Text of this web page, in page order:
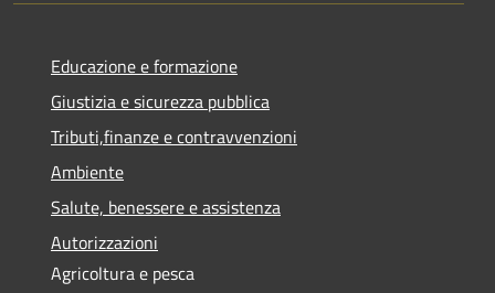
Educazione e formazione
Giustizia e sicurezza pubblica
Tributi,finanze e contravvenzioni
Ambiente
Salute, benessere e assistenza
Autorizzazioni
Agricoltura e pesca